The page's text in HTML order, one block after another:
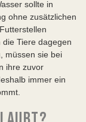
sollte in
ohne zusätzlichen
Tiere dagegen
müssen sie bei
ihre zuvor
immer ein